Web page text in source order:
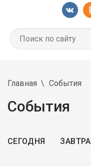
Главная События
События
СЕГОДНЯ ЗАВТРА